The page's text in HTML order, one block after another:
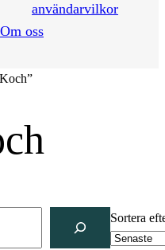
användarvilkor
Om oss
Sortera